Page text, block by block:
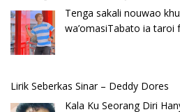
Tenga sakali nouwao
wa’omasiTabato ia taroi
Lirik Seberkas Sinar – Deddy Dores
Kala Ku Seorang Diri